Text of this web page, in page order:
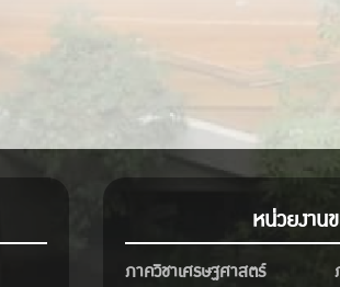
หน่วยงาน
ภาควิชาเศรษฐศาสตร์